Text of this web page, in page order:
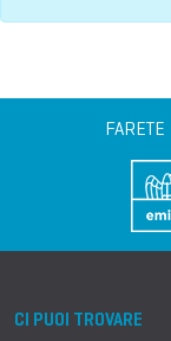
FARETE
CI PUOI TROVARE